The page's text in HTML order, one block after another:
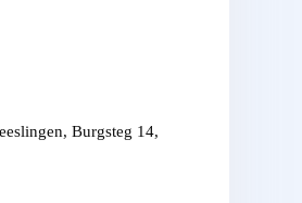
Burgsteg 14,